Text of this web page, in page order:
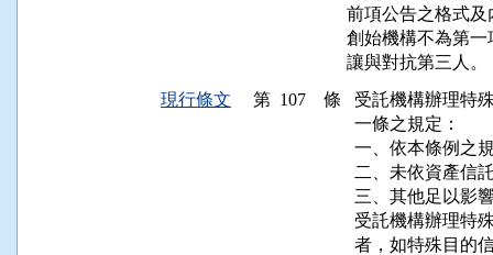
前項公告之格式
創始機構不為第
現行條文
第 107 條
受託機構辦理特
一條之規定：
一、依本條例之
二、未依資產信
三、其他足以影
受託機構辦理特
者，如特殊目的